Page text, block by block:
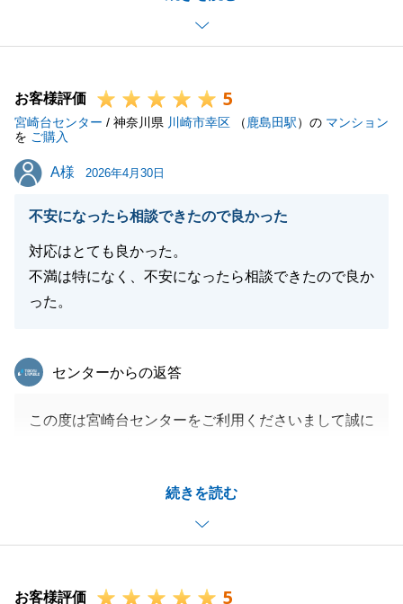
そのような中で、必要書類のご準備などにご協力いた
だいたからこそ、スムーズに手続きを進めることがで
K様の迅速なご対応に、私からも心より感謝申し上げ
ます。
これからが新しいお住まいでのスタートとなります。
何か気になることや、お気づきの点がございました
ださい。
今後とも末永いお付き合いのほど、よろしくお願い申
し上げます。
お客様評価 5
宮崎台センター / 神奈川県 川崎市幸区 （ 鹿島田駅）の マンション
を ご購入
A様
A様 2026年4月30日
不安になったら相談できたので良かった
対応はとても良かった。
不満は特になく、不安になったら相談できたので良か
った。
続きを読む
東急リバブル
センターからの返答
この度は宮崎台センターをご利用くださいまして誠に
力があってのことでございました。
ありがとうございました。
今後、不動産等で何かお悩みごとがございましたら、
今後とも、何卒よろしくお願い申し上げます。
お客様評価 5